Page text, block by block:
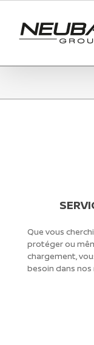
contenu
Que vous
protéger ou
chargement,
besoin dans nos